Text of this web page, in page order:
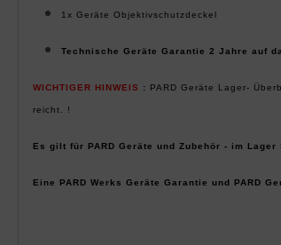
1x Geräte Objektivschutzdeckel
Technische Geräte Garantie 2 Jahre auf
WICHTIGER HINWEIS : PARD Geräte Lager-
reicht. !
Es gilt für PARD Geräte und Zubehör - im
Eine PARD Werks Geräte Garantie und PARD